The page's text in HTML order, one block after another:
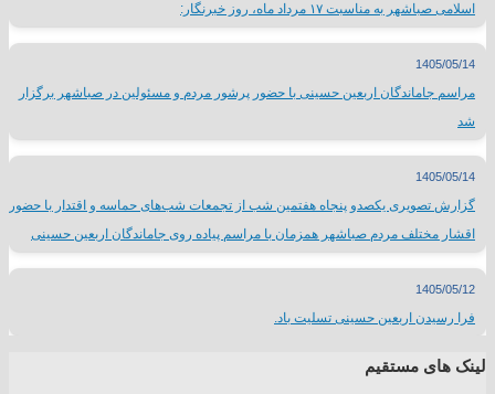
اسلامی صباشهر به مناسبت ۱۷ مرداد ماه، روز خبرنگار:
1405/05/14
مراسم جاماندگان اربعین حسینی با حضور پرشور مردم و مسئولین در صباشهر برگزار
شد
1405/05/14
گزارش تصویری یکصدو پنجاه هفتمین شب از تجمعات شب‌های حماسه و اقتدار با حضور
اقشار مختلف مردم صباشهر همزمان با مراسم پیاده روی جاماندگان اربعین حسینی
1405/05/12
فرا رسیدن اربعین حسینی تسلیت باد.
لینک های مستقیم